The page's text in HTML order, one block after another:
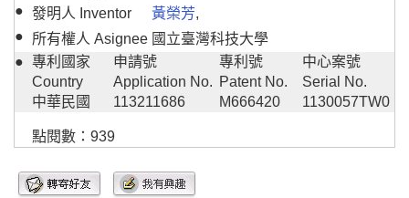
● 發明人 Inventor 黃榮芳,
●
所有權人 Asignee 國立臺灣科技大學
● 專利國家
Country
申請號
Application No.
專利號
Patent No.
中心案號
Serial No.
中華民國
113211686 M666420 1130057TW0
點閱數：939